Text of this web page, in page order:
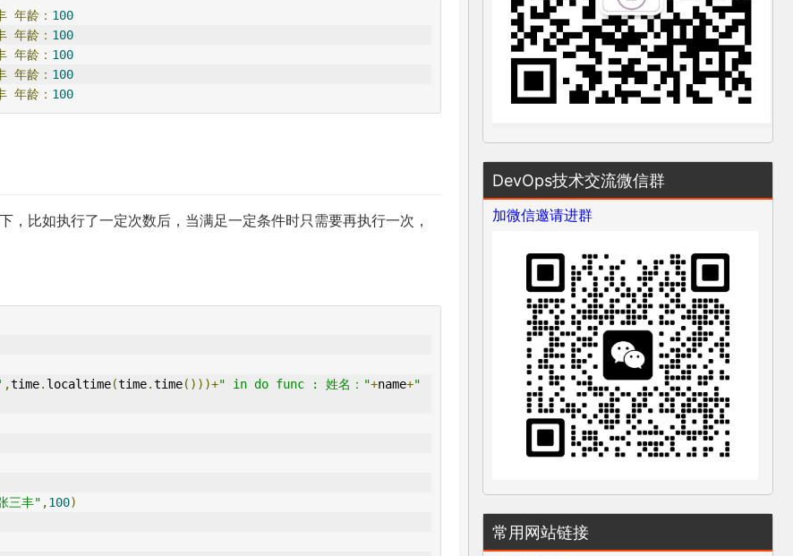
年龄： 100
年龄： 100
年龄： 100
年龄： 100
年龄： 100
比如执行了一定次数后，当满足一定条件时只需要再执行一次，
,time. localtime(time.time()))+" in do func : 姓名："+name+"
三丰" ,100)
DevOps技术交流微信群
加微信邀请进群
常用网站链接